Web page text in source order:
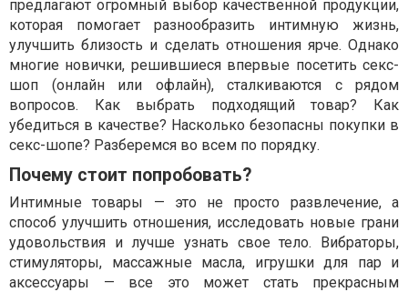
предлагают огромный выбор качественной продукции,
которая помогает разнообразить интимную жизнь,
улучшить близость и сделать отношения ярче. Однако
многие новички, решившиеся впервые посетить секс-
шоп (онлайн или офлайн), сталкиваются с рядом
вопросов. Как выбрать подходящий товар? Как
убедиться в качестве? Насколько безопасны покупки в
секс-шопе? Разберемся во всем по порядку.
Почему стоит попробовать?
Интимные товары — это не просто развлечение, а
способ улучшить отношения, исследовать новые грани
удовольствия и лучше узнать свое тело. Вибраторы,
стимуляторы, массажные масла, игрушки для пар и
аксессуары — все это может стать прекрасным